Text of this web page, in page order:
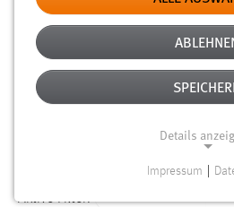
Erstellungsdatum
Alter
Aktive Filter:
Details
Impressum